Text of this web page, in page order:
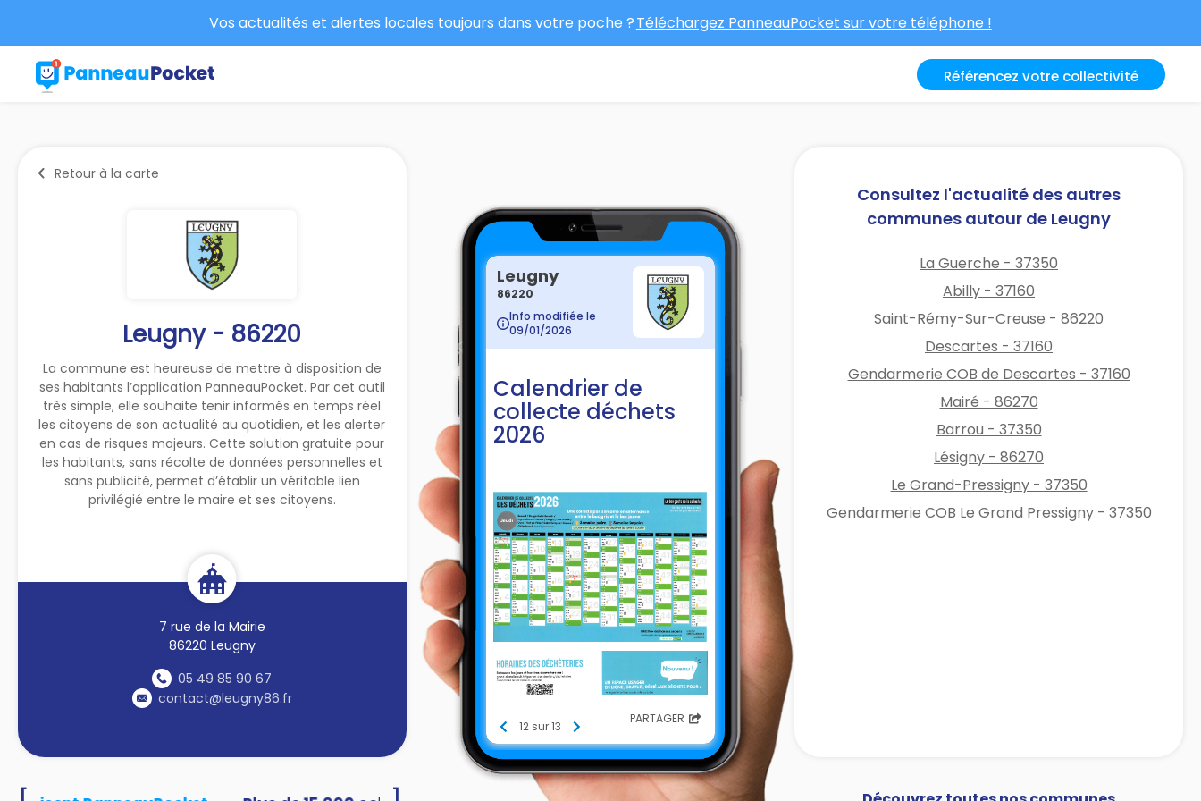
Vos actualités et alertes locales toujours dans votre poche ?Téléchargez PanneauPocket sur votre téléphone !
Référencez votre collectivité
Retour à la carte
Leugny - 86220
La commune est heureuse de mettre à disposition de
ses habitants l’application PanneauPocket. Par cet outil
très simple, elle souhaite tenir informés en temps réel
les citoyens de son actualité au quotidien, et les alerter
en cas de risques majeurs. Cette solution gratuite pour
les habitants, sans récolte de données personnelles et
sans publicité, permet d’établir un véritable lien
privilégié entre le maire et ses citoyens.
7 rue de la Mairie
86220 Leugny
05 49 85 90 67
contact@leugny86.fr
Leugny
86220
Info modifiée le
09/01/2026
Calendrier de
collecte déchets
2026
12 sur 13 PARTAGER
Consultez l'actualité des autres
communes autour de Leugny
La Guerche - 37350
Abilly - 37160
Saint-Rémy-Sur-Creuse - 86220
Descartes - 37160
Gendarmerie COB de Descartes - 37160
Mairé - 86270
Barrou - 37350
Lésigny - 86270
Le Grand-Pressigny - 37350
Gendarmerie COB Le Grand Pressigny - 37350